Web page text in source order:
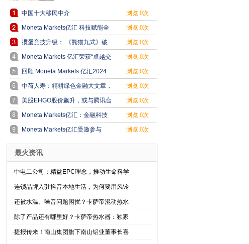
中国十大移民中介 浏览:0次
Moneta Markets亿汇 科技赋能全
球交易，领
浏览:0次
掼蛋竞技升级： 《熊猫九式》破
解牌局密码
浏览:0次
Moneta Markets 亿汇荣获“卓越交
易平台奖
浏览:0次
回顾 Moneta Markets 亿汇2024
年成就与2025
浏览:0次
中荷人寿：精耕绿色金融大文章，
推动可持续
浏览:0次
美股EHGO股价飙升，或与腾讯合
作引发热议
浏览:0次
Moneta Markets亿汇：金融科技
领域的领航者
浏览:0次
Moneta Markets亿汇受邀参与
2024年Forex Ex
浏览:0次
最火资讯
·中电二公司：精益EPC理念，推动生命科学
·连锁品牌入驻抖音本地生活，为何要用风铃
·还被水温、噪音问题困扰？卡萨帝混动热水
·除了产品还有哪里好？卡萨帝热水器：独家
·捷报传来！南山集团旗下南山铝业董事长喜